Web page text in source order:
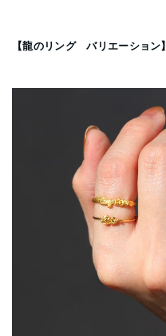
【龍のリング バリエーション】